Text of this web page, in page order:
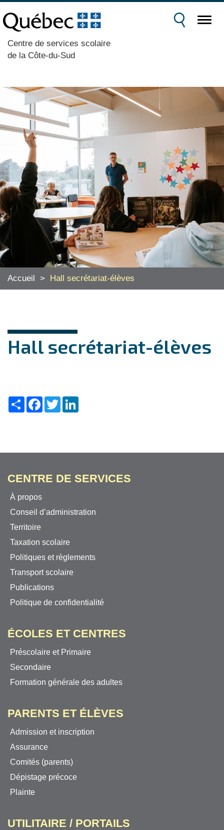
Centre de services scolaire
de la Côte-du-Sud
Accueil > Hall secrétariat-élèves
Hall secrétariat-élèves
ShareFacebook
Twitter
CENTRE DE SERVICES
À propos
Conseil d’administration
Territoire
Taxation scolaire
Politiques et règlements
Transport scolaire
Publications
Politique de confidentialité
ÉCOLES ET CENTRES
Préscolaire et Primaire
Secondaire
Formation générale des adultes
PARENTS ET ÉLÈVES
Admission et inscription
Assurance
Comités (parents)
Dépistage précoce
Plainte
UTILITAIRE / PORTAILS